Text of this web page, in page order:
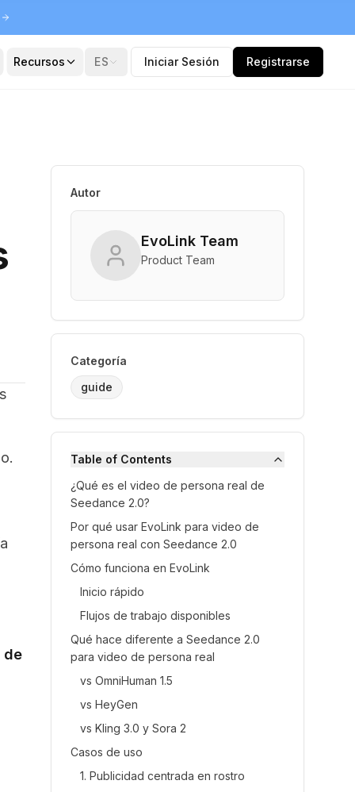
Recursos ES Iniciar Sesión Registrarse
de
Autor
EvoLink Team
Product Team
Categoría
guide
Table of Contents
¿Qué es el video de persona real de
Seedance 2.0?
Por qué usar EvoLink para video de
persona real con Seedance 2.0
Cómo funciona en EvoLink
Inicio rápido
Flujos de trabajo disponibles
Qué hace diferente a Seedance 2.0
para video de persona real
vs OmniHuman 1.5
vs HeyGen
vs Kling 3.0 y Sora 2
Casos de uso
1. Publicidad centrada en rostro